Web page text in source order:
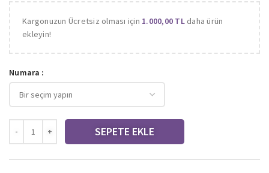
Kargonuzun Ücretsiz olması için 1.000,00 TLdaha ürün
ekleyin!
Numara
SEPETE EKLE